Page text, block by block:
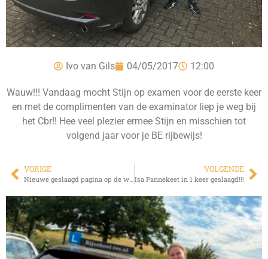
Ivo van Gils 04/05/2017 12:00
Wauw!!! Vandaag mocht Stijn op examen voor de eerste keer
en met de complimenten van de examinator liep je weg bij
het Cbr!! Hee veel plezier ermee Stijn en misschien tot
volgend jaar voor je BE rijbewijs!
VORIGE
Nieuwe geslaagd pagina op de website!!!
VOLGENDE
Isa Pannekeet in 1 keer geslaagd!!!